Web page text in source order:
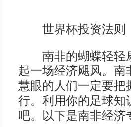
世界杯投资法则
南非的蝴蝶轻轻扇
起一场经济飓风。南
慧眼的人们一定要把
行。利用你的足球知
吧。以下是南非经济